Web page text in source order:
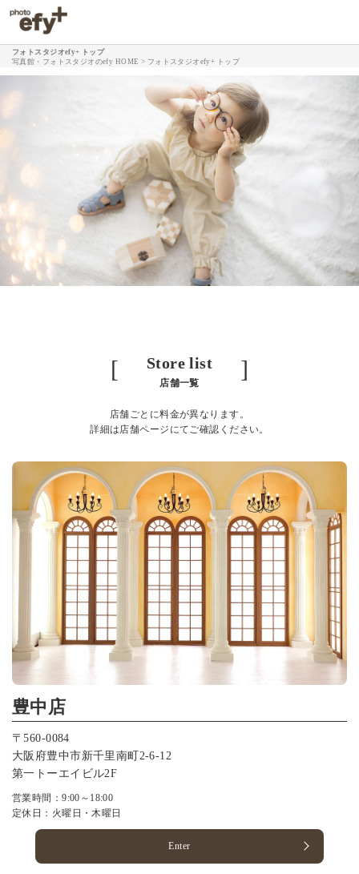
フォトスタジオefy+ トップ
写真館・フォトスタジオのefy HOME > フォトスタジオefy+ トップ
[ ]
Store list
店舗一覧
店舗ごとに料金が異なります。
詳細は店舗ページにてご確認ください。
豊中店
〒560-0084
大阪府豊中市新千里南町2-6-12
第一トーエイビル2F
営業時間：9:00～18:00
定休日：火曜日・木曜日
Enter